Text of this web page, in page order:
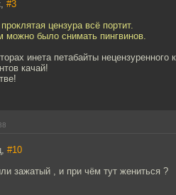
#3
цензура всё портит.
можно было снимать пингвинов.
инета петабайты
качай!
#10
зажатый , и при чём тут жениться ?